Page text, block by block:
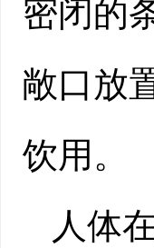
密闭的
敞口放
饮用。
人体